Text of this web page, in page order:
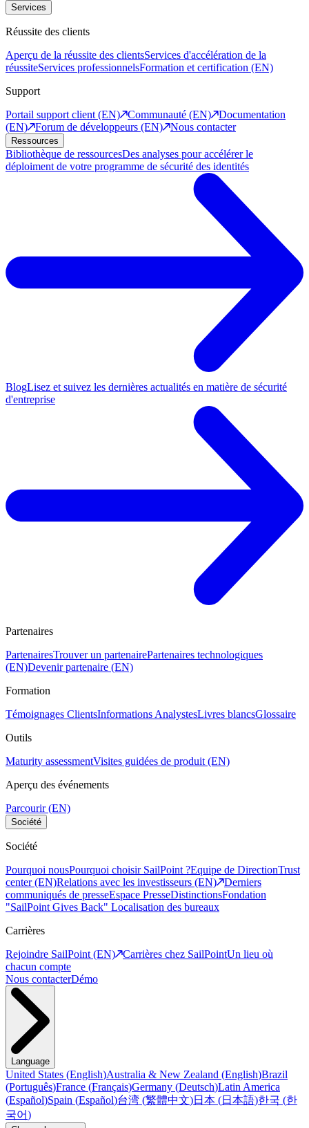
Services
Réussite des clients
Aperçu de la réussite des clientsServices d'accélération de la
réussiteServices professionnelsFormation et certification (EN)
Support
Portail support client (EN)
Communauté (EN)
Documentation
(EN)
Forum de développeurs (EN) Nous contacter
Ressources
Bibliothèque de ressourcesDes analyses pour accélérer le
déploiment de votre programme de sécurité des identités
BlogLisez et suivez les dernières actualités en matière de sécurité
d'entreprise
Partenaires
PartenairesTrouver un partenairePartenaires technologiques
(EN)Devenir partenaire (EN)
Formation
Témoignages ClientsInformations AnalystesLivres blancsGlossaire
Outils
Maturity assessmentVisites guidées de produit (EN)
Aperçu des événements
Parcourir (EN)
Société
Société
Pourquoi nousPourquoi choisir SailPoint ?Equipe de DirectionTrust
center (EN)Relations avec les investisseurs (EN)
Derniers
communiqués de presseEspace PresseDistinctionsFondation
"SailPoint Gives Back" Localisation des bureaux
Carrières
Rejoindre SailPoint (EN)
Carrières chez SailPointUn lieu où
chacun compte
Nous contacterDémo
Language
United States (English)Australia & New Zealand (English)Brazil
(Português)France (Français)Germany (Deutsch)Latin America
(Español)Spain (Español)台湾 (繁體中文)日本 (日本語)한국 (한
국어)